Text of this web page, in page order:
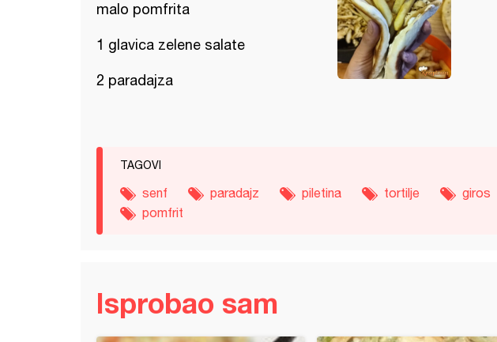
malo pomfrita
1 glavica zelene salate
2 paradajza
TAGOVI
senf paradajz piletina tortilje giros
pomfrit
Isprobao sam